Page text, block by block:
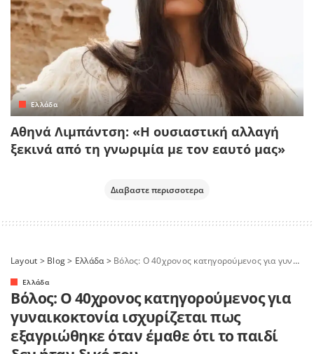
Ελλάδα
Αθηνά Λιμπάντση: «Η ουσιαστική αλλαγή
ξεκινά από τη γνωριμία με τον εαυτό μας»
Διαβαστε περισσοτερα
Layout > Blog> Ελλάδα> Βόλος: Ο 40χρονος κατηγορούμενος για γυναικοκτονία ισχυρίζεται πως εξαγριώθηκε όταν έμαθε ότι το παιδί δεν ήταν δικό του
Ελλάδα
Βόλος: Ο 40χρονος κατηγορούμενος για
γυναικοκτονία ισχυρίζεται πως
εξαγριώθηκε όταν έμαθε ότι το παιδί